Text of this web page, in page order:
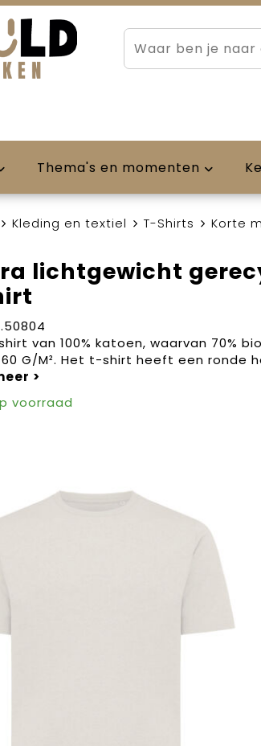
Thema's en momenten
Kleding en textiel T-Shirts Korte
lichtgewicht
van 100% katoen, waarvan 70%
G/M². Het t-shirt heeft een ronde
voorraad